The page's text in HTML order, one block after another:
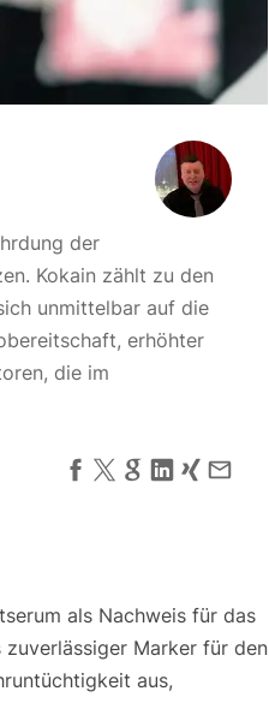
der
Kokain zählt zu den
unmittelbar auf die
erhöhter
die im
als Nachweis für das
Marker für den
aus,